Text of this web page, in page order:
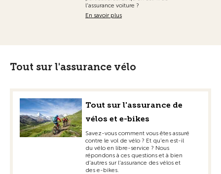
l'assurance voiture ?
En savoir plus
Tout sur l'assurance vélo
Tout sur l'assurance de
vélos et e-bikes
Savez-vous comment vous êtes assuré
contre le vol de vélo ? Et qu'en est-il
du vélo en libre-service ? Nous
répondons à ces questions et à bien
d'autres sur l'assurance des vélos et
des e-bikes.